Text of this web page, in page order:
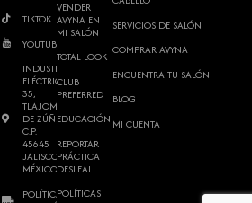
TIKTOK
YOUTUBE
INDUSTRIA
ELÉCTRICA
35,
TLAJOMULCO
DE ZÚÑIGA,
C.P.
45645
JALISCO,
MÉXICO.
POLÍTICAS
VENDER
AVYNA EN
MI SALÓN
TOTAL LOOK
CLUB
PREFERRED
EDUCACIÓN
REPORTAR
PRÁCTICA
DESLEAL
POLÍTICAS
SERVICIOS DE SALÓN
COMPRAR AVYNA
ENCUENTRA TU SALÓN
BLOG
MI CUENTA